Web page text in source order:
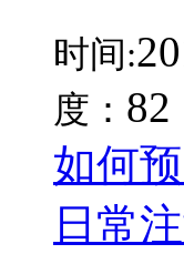
时间:
度： 82
如何
日常